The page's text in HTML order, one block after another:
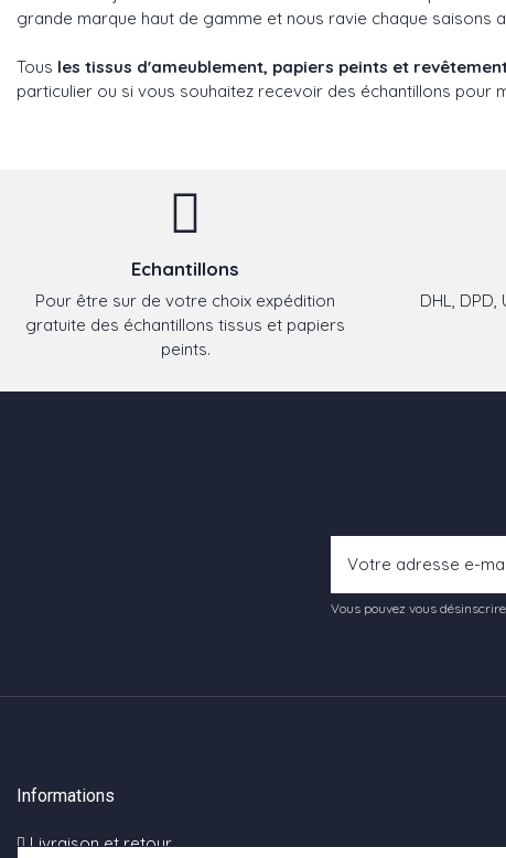
grande marque haut de gamme et nous ravie chaque saisons
Tous les tissus d'ameublement, papiers peints et
particulier ou si vous souhaitez recevoir des échantillons pour
Echantillons
Pour être sur de votre choix expédition
gratuite des échantillons tissus et papiers
peints.
DHL, DPD,
Vous pouvez vous
Informations
Livraison et retour